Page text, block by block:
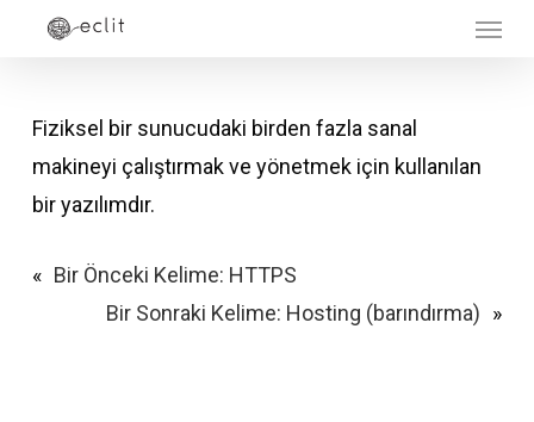
contentFiziksel bir sunucudaki birden fazla sanal
makineyi çalıştırmak ve yönetmek için kullanılan
bir yazılımdır.
« Bir Önceki Kelime: HTTPS
Bir Sonraki Kelime: Hosting (barındırma) »